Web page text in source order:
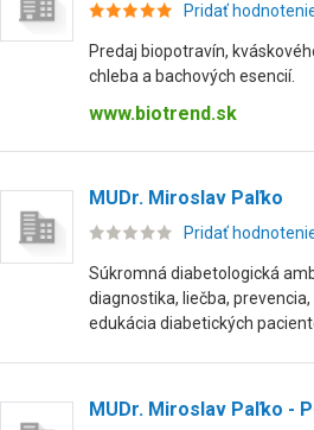
Pridať
Predaj biopotravín,
chleba a bachových esencií.
www.biotrend.sk
MUDr. Miroslav Paľko
Pridať
Súkromná diabetologická
diagnostika, liečba,
edukácia diabetických
MUDr. Miroslav Paľko -